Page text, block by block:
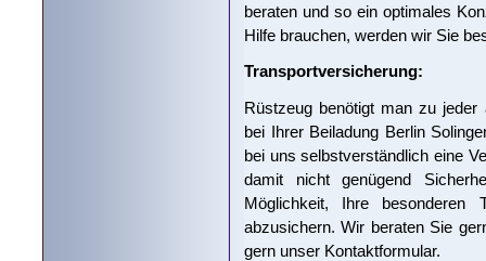
beraten und so ein optimales
Hilfe brauchen, werden wir Sie
Transportversicherung:
Rüstzeug benötigt man zu jeder
bei Ihrer Beiladung Berlin
bei uns selbstverständlich eine
damit nicht genügend
Möglichkeit, Ihre besonderen
abzusichern. Wir beraten Sie
gern unser Kontaktformular.